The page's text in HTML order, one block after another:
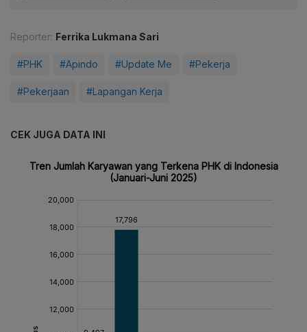
Reporter: Ferrika Lukmana Sari
#PHK #Apindo #Update Me #Pekerja
#Pekerjaan #Lapangan Kerja
CEK JUGA DATA INI